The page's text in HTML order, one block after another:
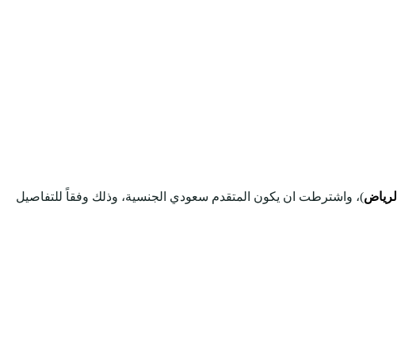
الرياض)، واشترطت ان يكون المتقدم سعودي الجنسية، وذلك وفقاً للتفاصيل